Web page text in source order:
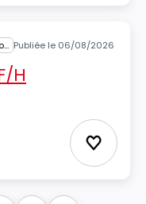
Loisirs / Hôtellerie / Restauration / Tourisme Publiée le 06/08/2026
H
Ajouter